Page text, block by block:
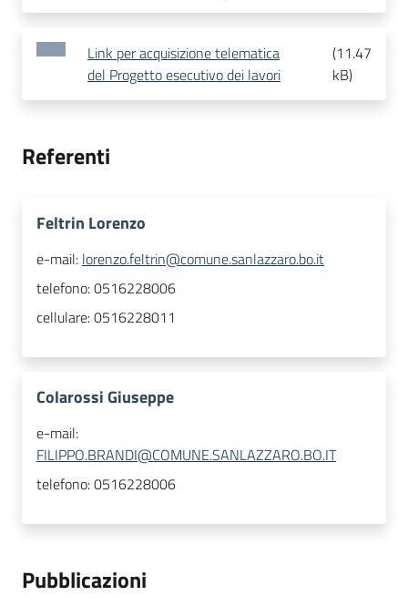
Link per acquisizione telematica
del Progetto esecutivo dei lavori
(11.47
kB)
Referenti
Feltrin Lorenzo
e-mail: lorenzo.feltrin@comune.sanlazzaro.bo.it
telefono:0516228006
cellulare:0516228011
Colarossi Giuseppe
e-mail:
FILIPPO.BRANDI@COMUNE.SANLAZZARO.BO.IT
telefono:0516228006
Pubblicazioni